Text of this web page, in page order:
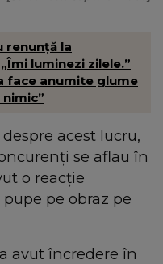
renunță la
luminezi zilele.”
face anumite glume
acest lucru,
se aflau în
o reacție
pe obraz pe
avut încredere în